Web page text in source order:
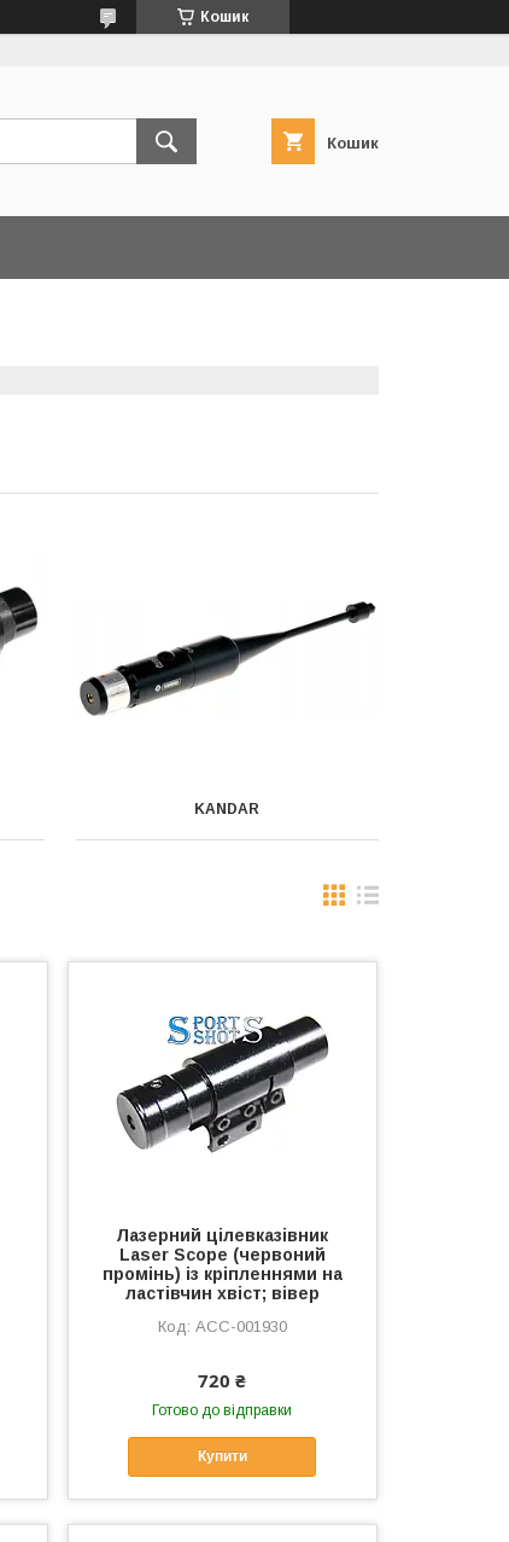
Кошик
Кошик
KANDAR
Лазерний цілевказівник
Laser Scope (червоний
промінь) із кріпленнями на
ластівчин хвіст; вівер
ACC-001930
720 ₴
Готово до відправки
Купити